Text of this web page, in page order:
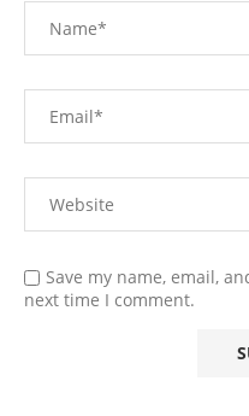
Save my name, email,
next time I comment.